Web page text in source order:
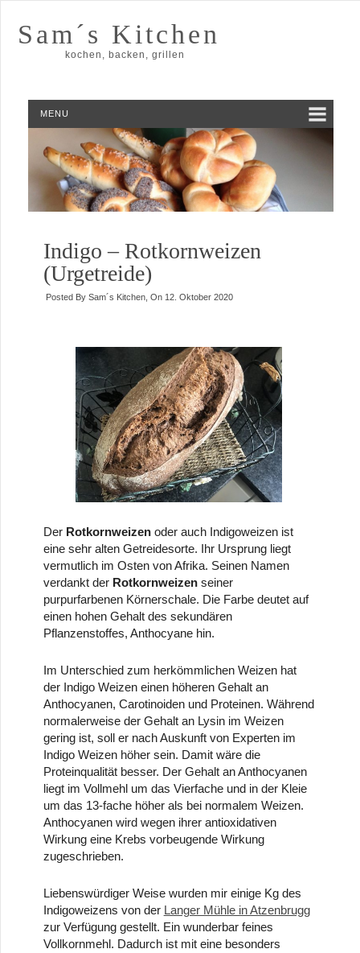
Sam´s Kitchen
kochen, backen, grillen
MENU
Indigo – Rotkornweizen
(Urgetreide)
Posted By Sam´s Kitchen, On 12. Oktober 2020
Der Rotkornweizenoder auch Indigoweizen ist
eine sehr alten Getreidesorte. Ihr Ursprung liegt
vermutlich im Osten von Afrika. Seinen Namen
verdankt der Rotkornweizenseiner
purpurfarbenen Körnerschale. Die Farbe deutet auf
einen hohen Gehalt des sekundären
Pflanzenstoffes, Anthocyane hin.
Im Unterschied zum herkömmlichen Weizen hat
der Indigo Weizen einen höheren Gehalt an
Anthocyanen, Carotinoiden und Proteinen. Während
normalerweise der Gehalt an Lysin im Weizen
gering ist, soll er nach Auskunft von Experten im
Indigo Weizen höher sein. Damit wäre die
Proteinqualität besser. Der Gehalt an Anthocyanen
liegt im Vollmehl um das Vierfache und in der Kleie
um das 13-fache höher als bei normalem Weizen.
Anthocyanen wird wegen ihrer antioxidativen
Wirkung eine Krebs vorbeugende Wirkung
zugeschrieben.
Liebenswürdiger Weise wurden mir einige Kg des
Indigoweizens von der Langer Mühle in Atzenbrugg
zur Verfügung gestellt. Ein wunderbar feines
Vollkornmehl. Dadurch ist mit eine besonders